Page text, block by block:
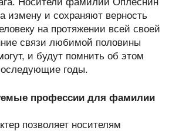
измену и сохраняют верность
на протяжении всей своей
связи любимой половины
и будут помнить об этом
годы.
профессии для фамилии
позволяет носителям